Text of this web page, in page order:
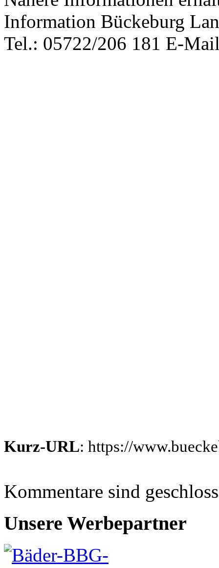
Information Bückeburg
Tel.: 05722/206 181 E-
Kurz-URL: https://
Kommentare sind
Unsere Werbepartner